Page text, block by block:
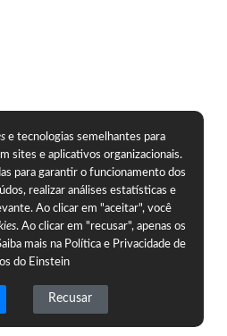
e tecnologias semelhantes para
sites e aplicativos organizacionais.
para garantir o funcionamento dos
realizar análises estatísticas e
Ao clicar em "aceitar", você
. Ao clicar em "recusar", apenas os
mais na Política e Privacidade de
do Einstein
Recusar